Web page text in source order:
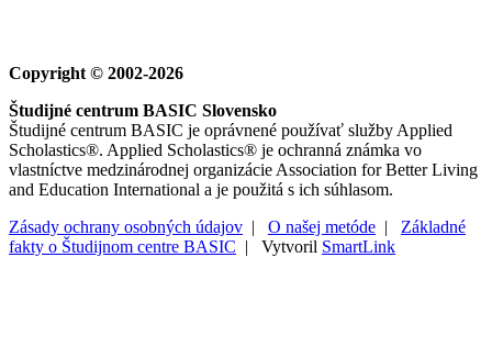
Copyright © 2002-2026
Študijné centrum BASIC Slovensko
Študijné centrum BASIC je oprávnené používať služby Applied
Scholastics®. Applied Scholastics® je ochranná známka vo
vlastníctve medzinárodnej organizácie Association for Better Living
and Education International a je použitá s ich súhlasom.
Zásady ochrany osobných údajov | O našej metóde | Základné
fakty o Študijnom centre BASIC | Vytvoril SmartLink